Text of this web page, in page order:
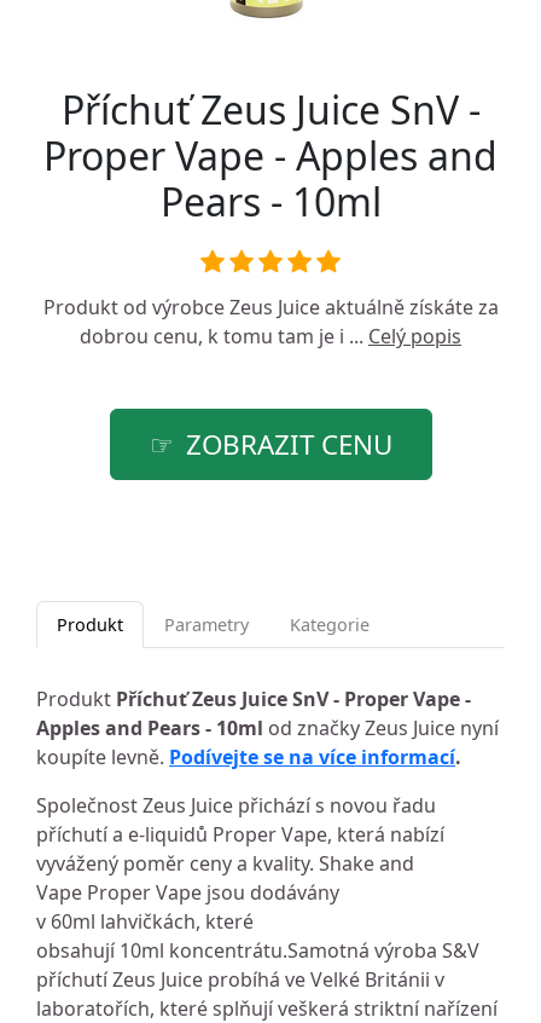
Příchuť Zeus Juice SnV -
Proper Vape - Apples and
Pears - 10ml
Produkt od výrobceZeus Juiceaktuálně získáte za
dobrou cenu, k tomu tam je i ... Celý popis
ZOBRAZIT CENU
Produkt Parametry Kategorie
Produkt Příchuť Zeus Juice SnV - Proper Vape -
Apples and Pears - 10ml od značky Zeus Juice nyní
koupíte levně. Podívejte se na více informací.
Společnost Zeus Juice přichází s novou řadu
příchutí a e-liquidů Proper Vape, která nabízí
vyvážený poměr ceny a kvality. Shake and
Vape Proper Vape jsou dodávány
v 60ml lahvičkách, které
obsahují 10ml koncentrátu.Samotná výroba S&V
příchutí Zeus Juice probíhá ve Velké Británii v
laboratořích, které splňují veškerá striktní nařízení